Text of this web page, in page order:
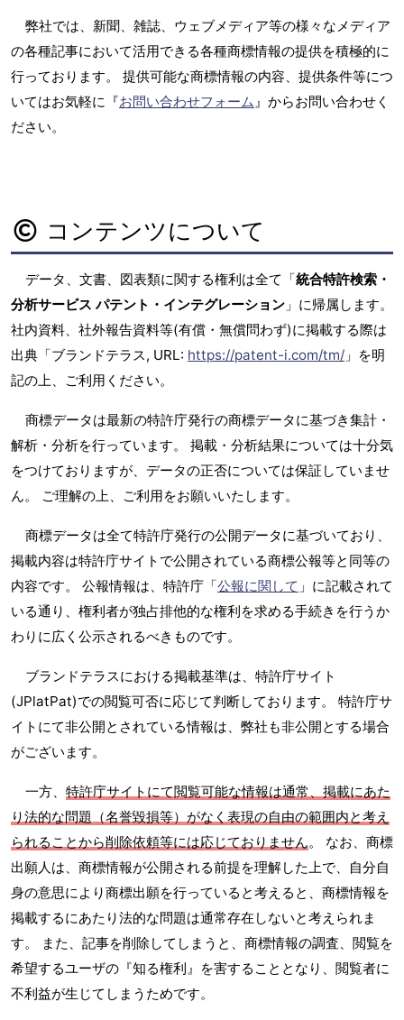
弊社では、新聞、雑誌、ウェブメディア等の様々なメディア
の各種記事において活用できる各種商標情報の提供を積極的に
行っております。 提供可能な商標情報の内容、提供条件等につ
いてはお気軽に『お問い合わせフォーム』からお問い合わせく
ださい。
コンテンツについて
データ、文書、図表類に関する権利は全て「統合特許検索・
分析サービス パテント・インテグレーション 」に帰属します。
社内資料、社外報告資料等(有償・無償問わず)に掲載する際は
出典「ブランドテラス, URL: https://patent-i.com/tm/ 」を明
記の上、ご利用ください。
商標データは最新の特許庁発行の商標データに基づき集計・
解析・分析を行っています。 掲載・分析結果については十分気
をつけておりますが、データの正否については保証していませ
ん。 ご理解の上、ご利用をお願いいたします。
商標データは全て特許庁発行の公開データに基づいており、
掲載内容は特許庁サイトで公開されている商標公報等と同等の
内容です。 公報情報は、特許庁「公報に関して 」に記載されて
いる通り、権利者が独占排他的な権利を求める手続きを行うか
わりに広く公示されるべきものです。
ブランドテラスにおける掲載基準は、特許庁サイト
(JPlatPat)での閲覧可否に応じて判断しております。 特許庁サ
イトにて非公開とされている情報は、弊社も非公開とする場合
がございます。
一方、 特許庁サイトにて閲覧可能な情報は通常、掲載にあた
り法的な問題（名誉毀損等）がなく表現の自由の範囲内と考え
られることから削除依頼等には応じておりません。 なお、商標
出願人は、商標情報が公開される前提を理解した上で、自分自
身の意思により商標出願を行っていると考えると、商標情報を
掲載するにあたり法的な問題は通常存在しないと考えられま
す。 また、記事を削除してしまうと、商標情報の調査、閲覧を
希望するユーザの『知る権利』を害することとなり、閲覧者に
不利益が生じてしまうためです。